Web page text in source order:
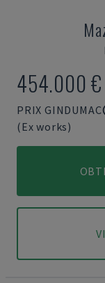
454.000 €
PRIX GINDUMAC
(Ex works)